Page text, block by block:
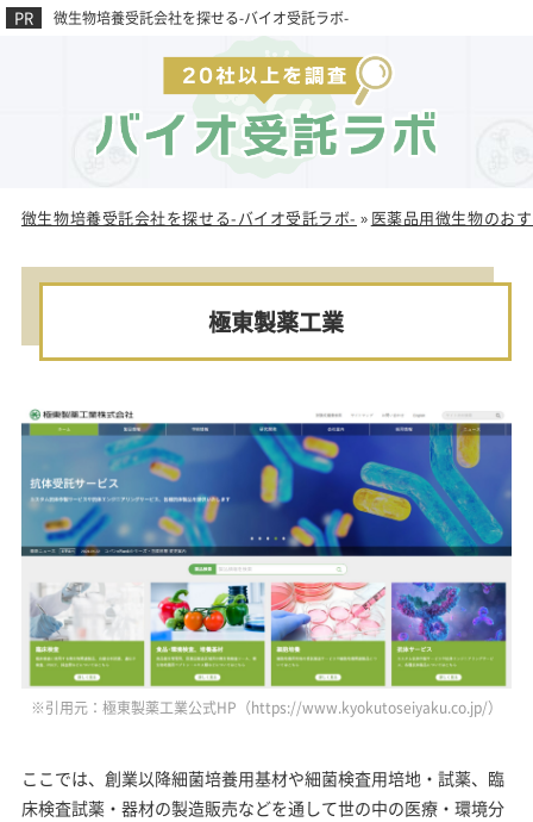
微生物培養受託会社を探せる-バイオ受託ラボ-
微生物培養受託会社を探せる-バイオ受託ラボ- » 医薬品用微生物のお
極東製薬工業
※引用元：極東製薬工業公式HP（https://www.kyokutoseiyaku.co.jp/）
ここでは、創業以降細菌培養用基材や細菌検査用培地・試薬、臨
床検査試薬・器材の製造販売などを通して世の中の医療・環境分